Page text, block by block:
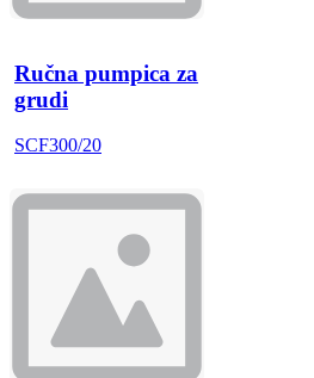
Ručna pumpica za
grudi
SCF300/20